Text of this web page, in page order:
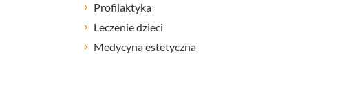
Profilaktyka
Leczenie dzieci
Medycyna estetyczna